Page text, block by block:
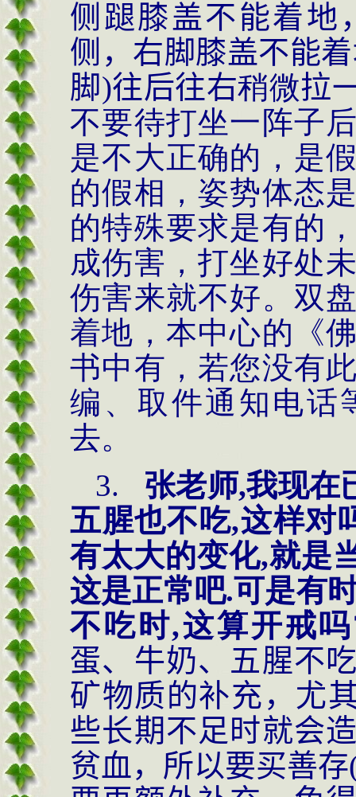
侧蹆膝盖不能着地
侧，右脚膝盖不能
脚)往后往右稍微拉
不要待打坐一阵子
是不大正确的，是
的假相，姿势体态
的特殊要求是有的
成伤害，打坐好处
伤害来就不好。双
着地，本中心的《
书中有，若您没有
编、取件通知电话
去。
3.
张老师,我现在
五腥也不吃,这样对
有太大的变化,就是
这是正常吧.可是有
不吃时,这算开戒
蛋、牛奶、五腥不
矿物质的补充，尤
些长期不足时就会
贫血，所以要买善存